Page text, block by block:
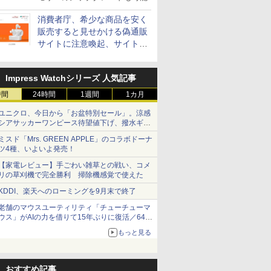
消費者庁、希少な商品を安く
販売すると見せかける偽通販
サイトに注意喚起、サイト名
Impress Watchシリーズ 人気記事
24時間 1週間 1カ月
ニクロ、今日から「お盆特別セール」。涼感
アサッカーワンピース待望値下げ、撥水ギア
ョーツは1990円に
スド「Mrs. GREEN APPLE」のコラボドーナ
4種、いよいよ発売！
家電レビュー】手ごわい雑草との戦い、コメ
の草刈機で完全勝利 掃除機感覚で使えた
、楽天へのローミングを9月末で終了
舗のマウスユーティリティ「チューチューマ
ス」がAIの力を借りて15年ぶりに復活／64bit
、Windows 10/11、「Chrome」も走り回
。復活記念で2026年末まで500円
もっと見る